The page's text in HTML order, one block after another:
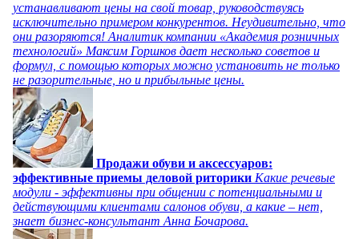
устанавливают цены на свой товар, руководствуясь
исключительно примером конкурентов. Неудивительно, что
они разоряются! Аналитик компании «Академия розничных
технологий» Максим Горшков дает несколько советов и
формул, с помощью которых можно установить не только
не разорительные, но и прибыльные цены.
Продажи обуви и аксессуаров:
эффективные приемы деловой риторики Какие речевые
модули - эффективны при общении с потенциальными и
действующими клиентами салонов обуви, а какие – нет,
знает бизнес-консультант Анна Бочарова.